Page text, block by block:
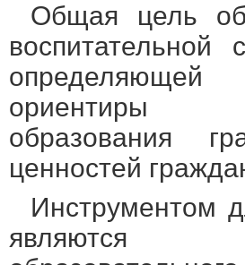
Общая цель
воспитательной
определяющей
ориентиры
образования
ценностей
Инструментом
являются